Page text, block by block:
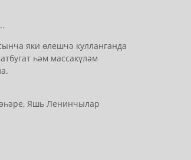
яки өлешчә кулланганда
һәм массакүләм
Яшь Ленинчылар